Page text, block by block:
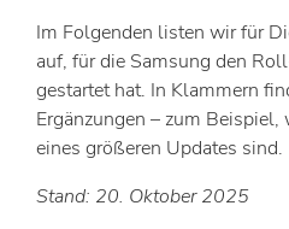
Im Folgenden listen wir für
auf, für die Samsung den
gestartet hat. In Klammern
Ergänzungen – zum
eines größeren Updates sind.
Stand: 20. Oktober 2025